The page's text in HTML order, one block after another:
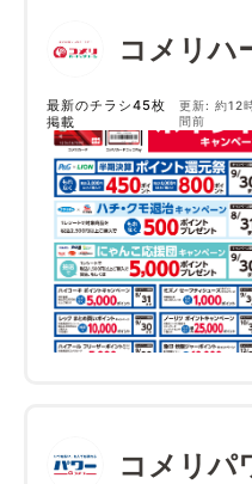
コメリハ
最新のチラシ45枚
掲載
更新: 約12
間前
コメリパ